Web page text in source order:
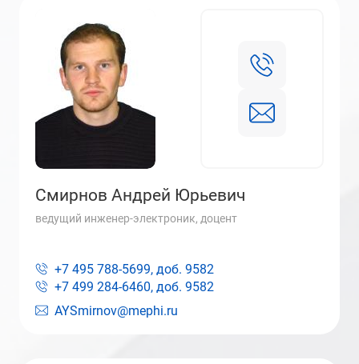
Смирнов Андрей Юрьевич
ведущий инженер-электроник, доцент
AYSmirnov@mephi.ru
+7 495 788-5699, доб. 9582
+7 499 284-6460, доб. 9582